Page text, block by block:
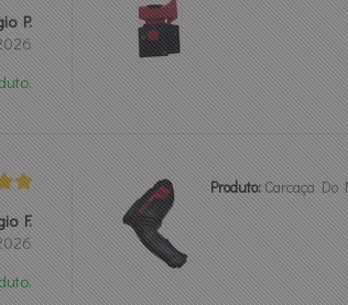
P.
F.
Produto:Carcaça Do